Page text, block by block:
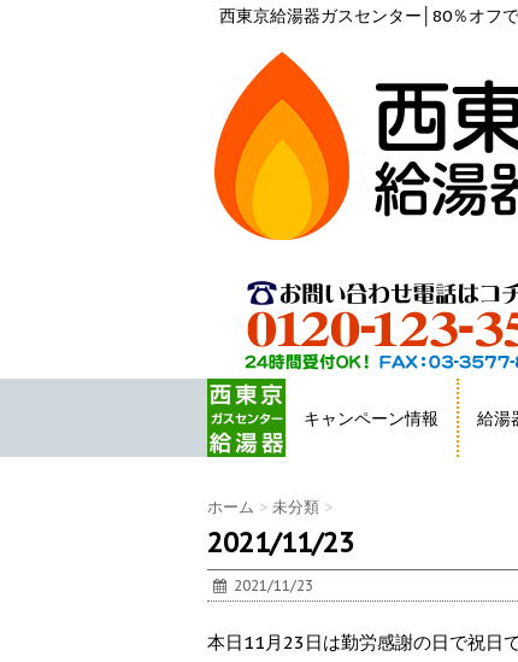
西東京給湯器ガスセンター│80％オフ
キャンペーン情報 給湯
ホーム > 未分類 >
2021/11/23
2021/11/23
本日11月23日は勤労感謝の日で祝日で